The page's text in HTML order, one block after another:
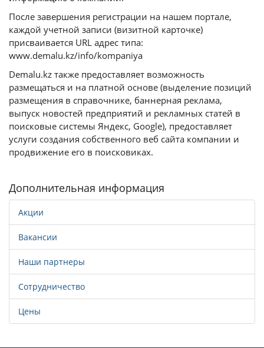
После завершения регистрации на нашем портале,
каждой учетной записи (визитной карточке)
присваивается URL адрес типа:
www.demalu.kz/info/kompaniya
Demalu.kz также предоставляет возможность
размещаться и на платной основе (выделение позиций
размещения в справочнике, баннерная реклама,
выпуск новостей предприятий и рекламных статей в
поисковые системы Яндекс, Google), предоставляет
услуги создания собственного веб сайта компании и
продвижение его в поисковиках.
Дополнительная информация
Акции
Вакансии
Наши партнеры
Сотрудничество
Цены